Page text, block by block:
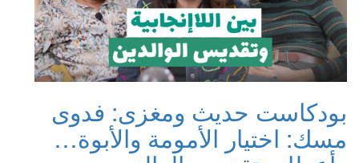
بودكاست حديث ومغزى: فدوى
مسك: اختيار الأمومة والأبوة…